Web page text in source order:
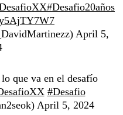
#Desafio20años
April 5,
que va en el desafío
#Desafio
April 5, 2024